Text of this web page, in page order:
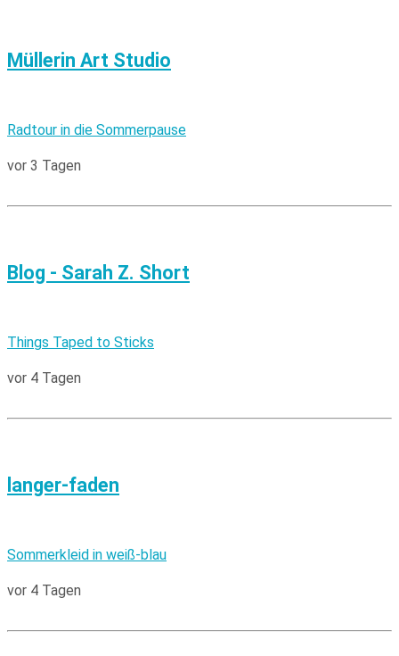
Müllerin Art Studio
Radtour in die Sommerpause
vor 3 Tagen
Blog - Sarah Z. Short
Things Taped to Sticks
vor 4 Tagen
langer-faden
Sommerkleid in weiß-blau
vor 4 Tagen